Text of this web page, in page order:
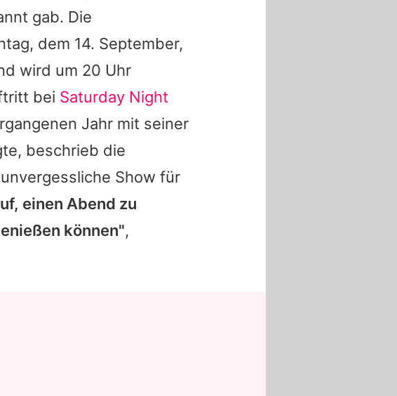
gab. Die
dem 14. September,
wird um 20 Uhr
bei Saturday Night
Jahr mit seiner
beschrieb die
Show für
einen Abend zu
können",